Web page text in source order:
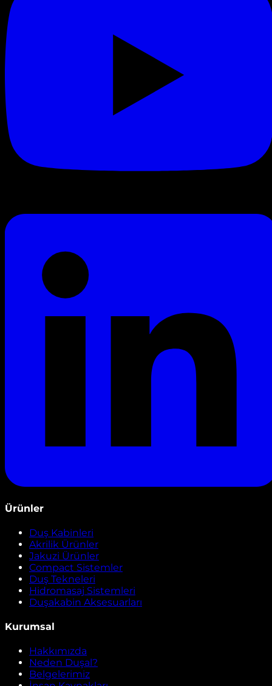
Ürünler
Duş Kabinleri
Akrilik Ürünler
Jakuzi Ürünler
Compact Sistemler
Duş Tekneleri
Hidromasaj Sistemleri
Duşakabin Aksesuarları
Kurumsal
Hakkımızda
Neden Duşal?
Belgelerimiz